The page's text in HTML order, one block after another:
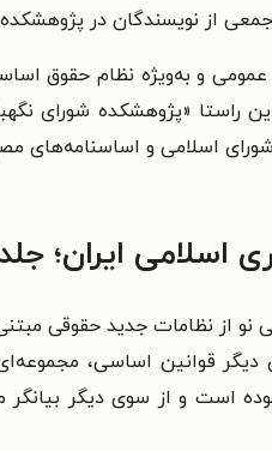
از نویسندگان در
و به‌ویژه نظام حقوق
«پژوهشکده‌ شورای
اسلامی و اساسنامه‌‌های
ایران؛
نو از نظامات جدید حقوقی
دیگر قوانین اساسی،
است و از سوی دیگر بیانگر